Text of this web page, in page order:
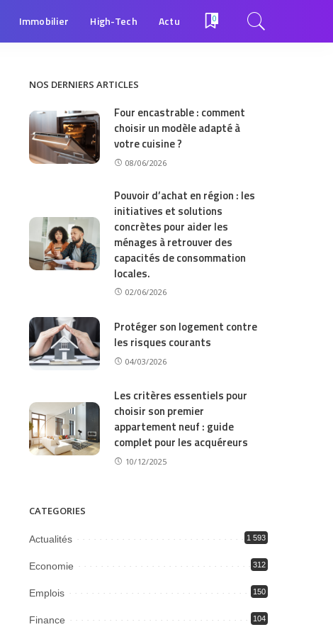
Immobilier High-Tech Actu 0
NOS DERNIERS ARTICLES
Four encastrable : comment
choisir un modèle adapté à
votre cuisine ?
08/06/2026
Pouvoir d’achat en région : les
initiatives et solutions
concrètes pour aider les
ménages à retrouver des
capacités de consommation
locales.
02/06/2026
Protéger son logement contre
les risques courants
04/03/2026
Les critères essentiels pour
choisir son premier
appartement neuf : guide
complet pour les acquéreurs
10/12/2025
CATEGORIES
Actualités 1 593
Economie 312
Emplois 150
Finance 104